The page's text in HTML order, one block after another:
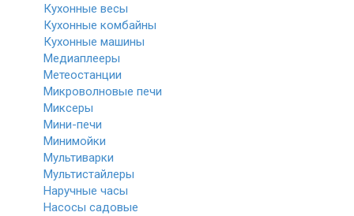
Кухонные весы
Кухонные комбайны
Кухонные машины
Медиаплееры
Метеостанции
Микроволновые печи
Миксеры
Мини-печи
Минимойки
Мультиварки
Мультистайлеры
Наручные часы
Насосы садовые